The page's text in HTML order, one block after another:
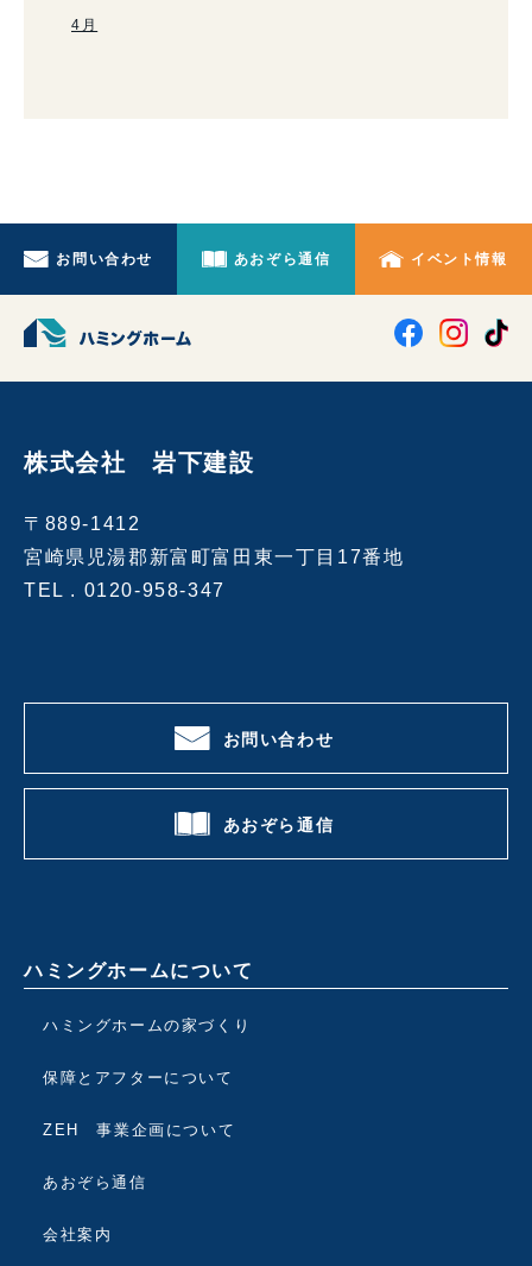
4月
お問い合わせ あおぞら通信 イベント情報
株式会社 岩下建設
〒889-1412
宮崎県児湯郡新富町富田東一丁目17番地
TEL . 0120-958-347
お問い合わせ
あおぞら通信
ハミングホームについて
ハミングホームの家づくり
保障とアフターについて
ZEH 事業企画について
あおぞら通信
会社案内